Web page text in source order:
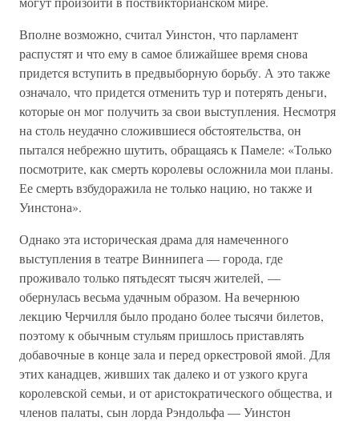
Вполне возможно, считал Уинстон, что парламент
распустят и что ему в самое ближайшее время снова
придется вступить в предвыборную борьбу. А это также
означало, что придется отменить тур и потерять деньги,
которые он мог получить за свои выступления. Несмотря
на столь неудачно сложившиеся обстоятельства, он
пытался небрежно шутить, обращаясь к Памеле: «Только
посмотрите, как смерть королевы осложнила мои планы.
Ее смерть взбудоражила не только нацию, но также и
Уинстона».
Однако эта историческая драма для намеченного
выступления в театре Виннипега — города, где
проживало только пятьдесят тысяч жителей, —
обернулась весьма удачным образом. На вечернюю
лекцию Черчилля было продано более тысячи билетов,
поэтому к обычным стульям пришлось приставлять
добавочные в конце зала и перед оркестровой ямой. Для
этих канадцев, живших так далеко и от узкого круга
королевской семьи, и от аристократического общества, и
членов палаты, сын лорда Рэндольфа — Уинстон